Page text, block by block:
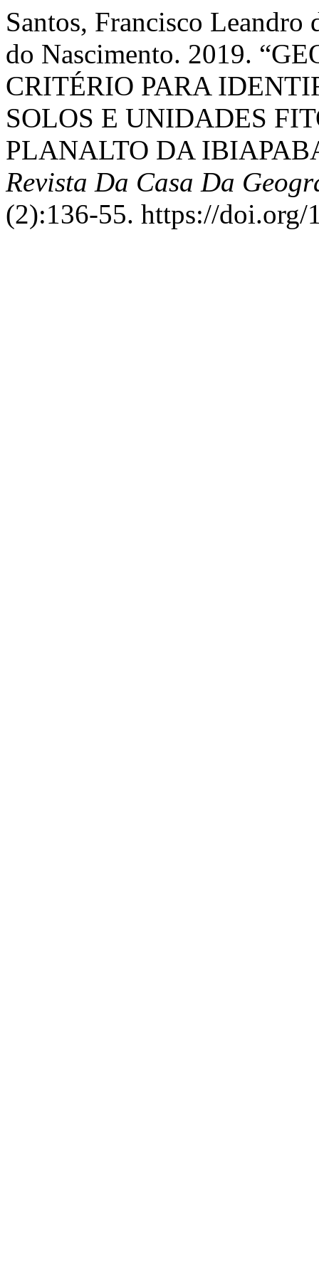
Santos, Francisco
do Nascimento. 2019.
CRITÉRIO PARA
SOLOS E UNIDADES
PLANALTO DA
Revista Da Casa Da
(2):136-55. https://doi.org/